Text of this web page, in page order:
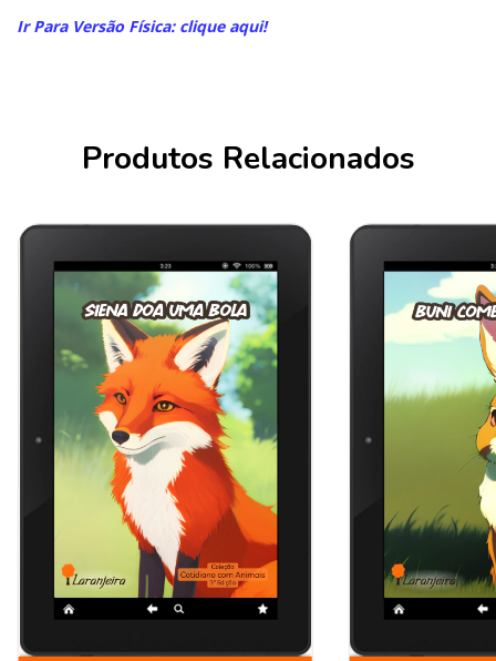
Ir Para Versão Física: clique aqui!
Produtos Relacionados